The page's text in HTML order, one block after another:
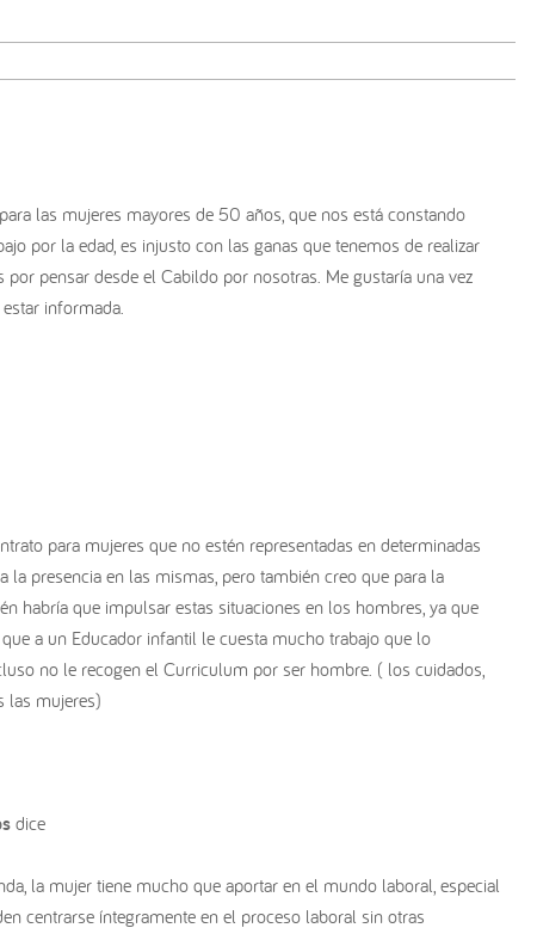
las mujeres mayores de 50 años, que nos está constando
por la edad, es injusto con las ganas que tenemos de realizar
por pensar desde el Cabildo por nosotras. Me gustaría una vez
informada.
para mujeres que no estén representadas en determinadas
la presencia en las mismas, pero también creo que para la
habría que impulsar estas situaciones en los hombres, ya que
a un Educador infantil le cuesta mucho trabajo que lo
no le recogen el Curriculum por ser hombre. ( los cuidados,
las mujeres)
dice
la mujer tiene mucho que aportar en el mundo laboral, especial
centrarse íntegramente en el proceso laboral sin otras